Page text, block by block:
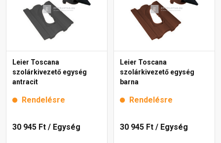
Leier Toscana
szolárkivezető egység
antracit
Rendelésre
30 945 Ft / Egység
Leier Toscana
szolárkivezető egység
barna
Rendelésre
30 945 Ft / Egység